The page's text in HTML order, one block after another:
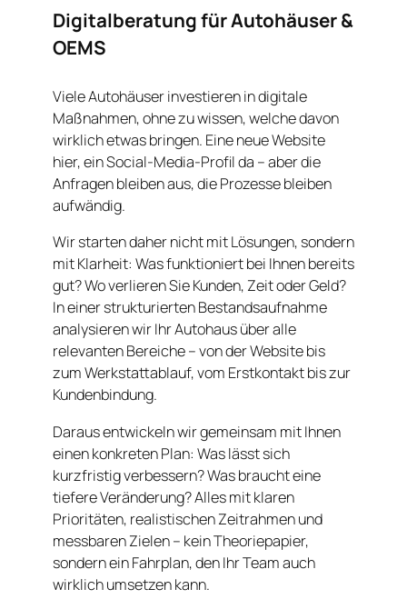
Digitalberatung für Autohäuser &
OEMS
Viele Autohäuser investieren in digitale
Maßnahmen, ohne zu wissen, welche davon
wirklich etwas bringen. Eine neue Website
hier, ein Social-Media-Profil da – aber die
Anfragen bleiben aus, die Prozesse bleiben
aufwändig.
Wir starten daher nicht mit Lösungen, sondern
mit Klarheit: Was funktioniert bei Ihnen bereits
gut? Wo verlieren Sie Kunden, Zeit oder Geld?
In einer strukturierten Bestandsaufnahme
analysieren wir Ihr Autohaus über alle
relevanten Bereiche – von der Website bis
zum Werkstattablauf, vom Erstkontakt bis zur
Kundenbindung.
Daraus entwickeln wir gemeinsam mit Ihnen
einen konkreten Plan: Was lässt sich
kurzfristig verbessern? Was braucht eine
tiefere Veränderung? Alles mit klaren
Prioritäten, realistischen Zeitrahmen und
messbaren Zielen – kein Theoriepapier,
sondern ein Fahrplan, den Ihr Team auch
wirklich umsetzen kann.